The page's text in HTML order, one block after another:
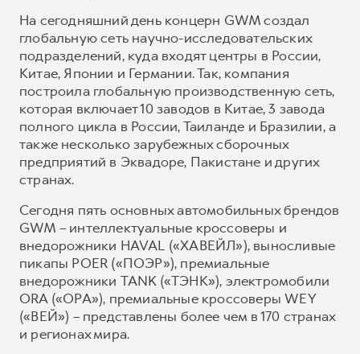
На сегодняшний день концерн GWM создал
глобальную сеть научно-исследовательских
подразделений, куда входят центры в России,
Китае, Японии и Германии. Так, компания
построила глобальную производственную сеть,
которая включает 10 заводов в Китае, 3 завода
полного цикла в России, Таиланде и Бразилии, а
также несколько зарубежных сборочных
предприятий в Эквадоре, Пакистане и других
странах.
Сегодня пять основных автомобильных брендов
GWM – интеллектуальные кроссоверы и
внедорожники HAVAL («ХАВЕЙЛ»), выносливые
пикапы POER («ПОЭР»), премиальные
внедорожники TANK («ТЭНК»), электромобили
ORA («ОРА»), премиальные кроссоверы WEY
(«ВЕЙ») – представлены более чем в 170 странах
и регионах мира.